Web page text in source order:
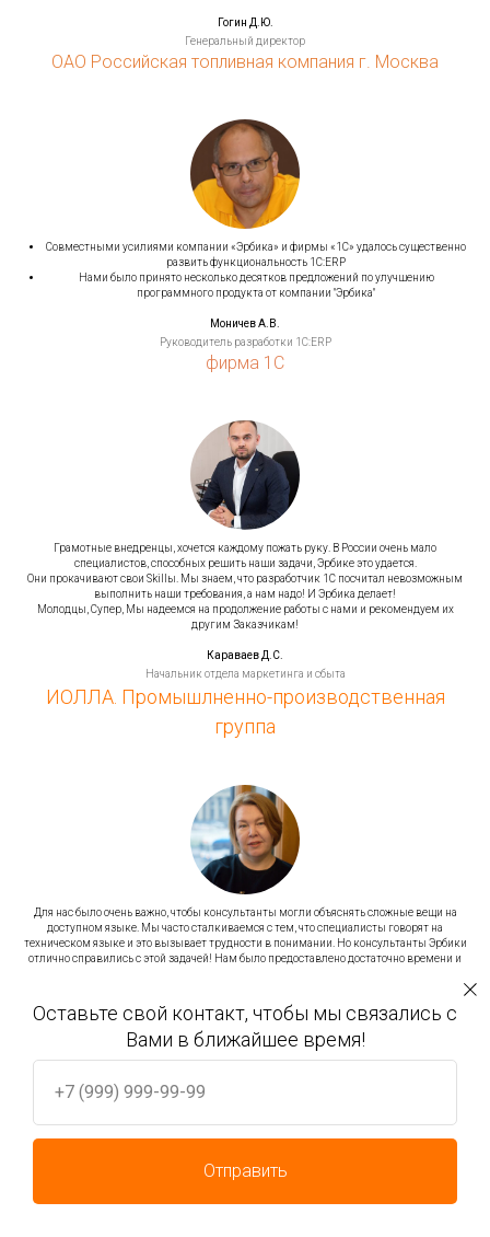
Оставьте свой контакт, чтобы мы связались с
Вами в ближайшее время!
+7 (999) 999-99-99
Отправить
Гогин Д.Ю.
Генеральный директор
ОАО Российская топливная компания г. Москва
Совместными усилиями компании «Эрбика» и фирмы «1С» удалось существенно
развить функциональность 1С:ERP
Нами было принято несколько десятков предложений по улучшению
программного продукта от компании "Эрбика"
Моничев А.В.
Руководитель разработки 1С:ERP
фирма 1С
Грамотные внедренцы, хочется каждому пожать руку. В России очень мало
специалистов, способных решить наши задачи, Эрбике это удается.
Они прокачивают свои Skillы. Мы знаем, что разработчик 1С посчитал невозможным
выполнить наши требования, а нам надо! И Эрбика делает!
Молодцы, Супер, Мы надеемся на продолжение работы с нами и рекомендуем их
другим Заказчикам!
Караваев Д.С.
Начальник отдела маркетинга и сбыта
ИОЛЛА. Промышлненно-производственная
группа
Для нас было очень важно, чтобы консультанты могли объяснять сложные вещи на
доступном языке. Мы часто сталкиваемся с тем, что специалисты говорят на
техническом языке и это вызывает трудности в понимании. Но консультанты Эрбики
отлично справились с этой задачей! Нам было предоставлено достаточно времени и
Мы готовы к новым свершениям, есть план задач и мероприятий – мы идем дальше!
Уже готовим новое техническое задание для Эрбики!
Полыгалова А.Ю.
АО Покровский хлеб